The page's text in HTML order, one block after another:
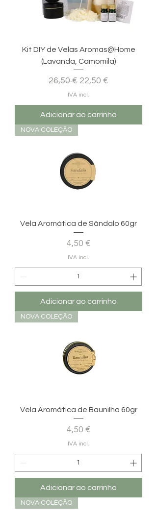
Kit DIY de Velas Aromas@Home
(Lavanda, Camomila)
Preço normal
26,50 € Preço promocional
22,50 €
IVA incl.
Adicionar ao carrinho
NOVA COLEÇÃO
Vela Aromática de Sândalo 60gr
Preço
4,50 €
IVA incl.
Adicionar ao carrinho
NOVA COLEÇÃO
Vela Aromática de Baunilha 60gr
Preço
4,50 €
IVA incl.
Adicionar ao carrinho
NOVA COLEÇÃO